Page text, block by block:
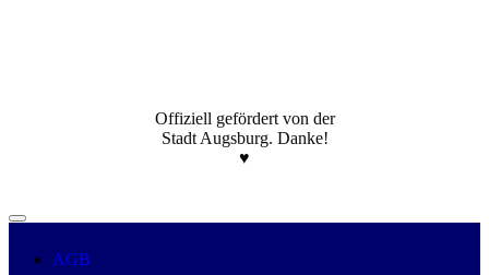
Offiziell gefördert von der
Stadt Augsburg. Danke!
♥️
AGB